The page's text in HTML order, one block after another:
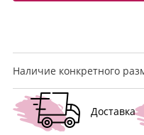
Наличие конкретного
Доставка